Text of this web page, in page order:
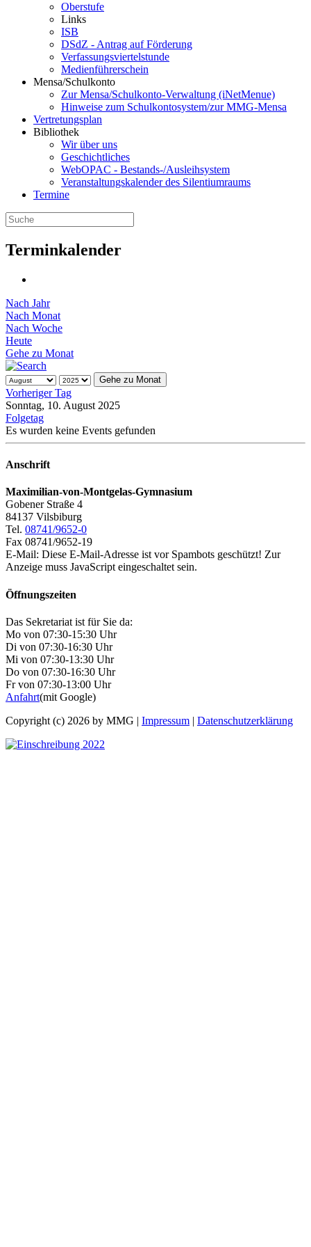
Oberstufe
Links
ISB
DSdZ - Antrag auf Förderung
Verfassungsviertelstunde
Medienführerschein
Mensa/Schulkonto
Zur Mensa/Schulkonto-Verwaltung (iNetMenue)
Hinweise zum Schulkontosystem/zur MMG-Mensa
Vertretungsplan
Bibliothek
Wir über uns
Geschichtliches
WebOPAC - Bestands-/Ausleihsystem
Veranstaltungskalender des Silentiumraums
Termine
Terminkalender
Nach Jahr
Nach Monat
Nach Woche
Heute
Gehe zu Monat
Gehe zu Monat
Vorheriger Tag
Sonntag, 10. August 2025
Folgetag
Es wurden keine Events gefunden
Anschrift
Maximilian-von-Montgelas-Gymnasium
Gobener Straße 4
84137 Vilsbiburg
Tel. 08741/9652-0
Fax 08741/9652-19
E-Mail: Diese E-Mail-Adresse ist vor Spambots geschützt! Zur
Anzeige muss JavaScript eingeschaltet sein.
Öffnungszeiten
Das Sekretariat ist für Sie da:
Mo von 07:30-15:30 Uhr
Di von 07:30-16:30 Uhr
Mi von 07:30-13:30 Uhr
Do von 07:30-16:30 Uhr
Fr von 07:30-13:00 Uhr
Anfahrt(mit Google)
Copyright (c) 2026 by MMG | Impressum | Datenschutzerklärung